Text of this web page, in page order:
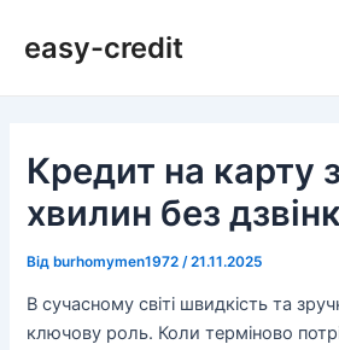
easy-credit
Кредит на карту
хвилин без
Відburhomymen1972 /21.11.2025
В сучасному світі швидкість та
ключову роль. Коли терміново
по